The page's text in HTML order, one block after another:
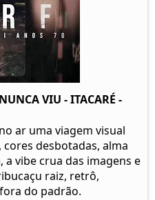
VIU - ITACARÉ -
ar uma viagem visual
desbotadas, alma
a vibe crua das imagens e
raiz, retrô,
do padrão.